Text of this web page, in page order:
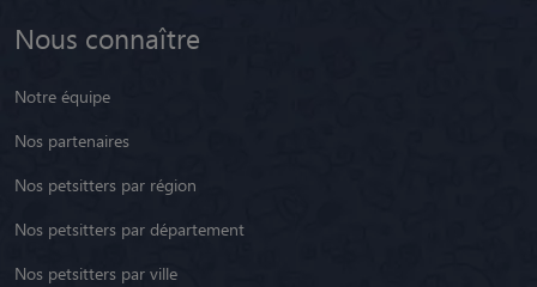
Nous connaître
Notre équipe
Nos partenaires
Nos petsitters par région
Nos petsitters par département
Nos petsitters par ville